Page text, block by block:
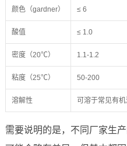
颜色（gardner） ≤ 6
酸值 ≤ 1.0
密度（20℃） 1.1-1.2
粘度（25℃） 50-200
溶解性 可溶于常见有机
需要说明的是，不同厂家生